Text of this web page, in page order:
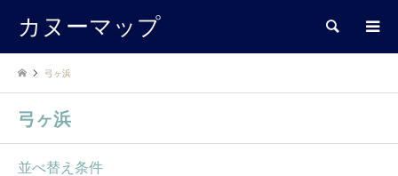
カヌーマップ 検索
弓ヶ浜
弓ヶ浜
並べ替え条件